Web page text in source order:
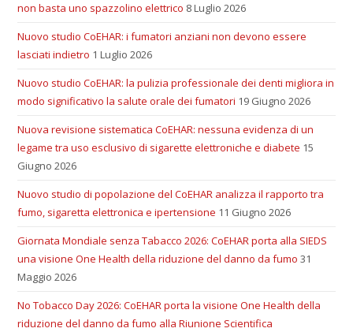
non basta uno spazzolino elettrico 8 Luglio 2026
Nuovo studio CoEHAR: i fumatori anziani non devono essere
lasciati indietro 1 Luglio 2026
Nuovo studio CoEHAR: la pulizia professionale dei denti migliora in
modo significativo la salute orale dei fumatori 19 Giugno 2026
Nuova revisione sistematica CoEHAR: nessuna evidenza di un
legame tra uso esclusivo di sigarette elettroniche e diabete 15
Giugno 2026
Nuovo studio di popolazione del CoEHAR analizza il rapporto tra
fumo, sigaretta elettronica e ipertensione 11 Giugno 2026
Giornata Mondiale senza Tabacco 2026: CoEHAR porta alla SIEDS
una visione One Health della riduzione del danno da fumo 31
Maggio 2026
No Tobacco Day 2026: CoEHAR porta la visione One Health della
riduzione del danno da fumo alla Riunione Scientifica